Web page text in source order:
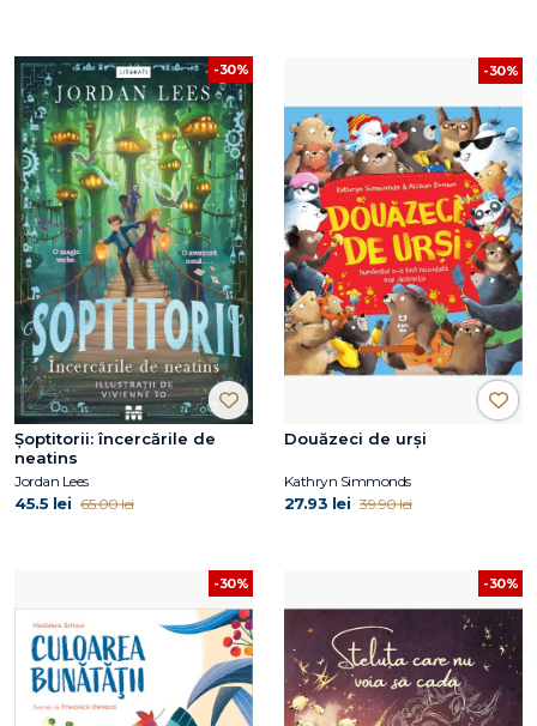
-30%
Şoptitorii: încercările de
neatins
Jordan Lees
45.5 lei 65.00 lei
-30%
Douăzeci de urși
Kathryn Simmonds
27.93 lei 39.90 lei
-30% -30%